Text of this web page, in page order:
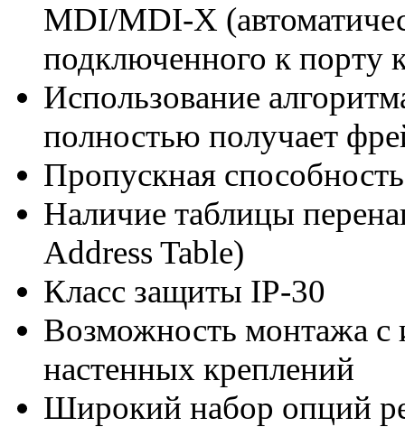
MDI/MDI-X
подключенного к порту
Использование
полностью получает
Пропускная
Наличие таблицы
Address Table)
Класс защиты IP-30
Возможность монтажа с
настенных креплений
Широкий набор опций